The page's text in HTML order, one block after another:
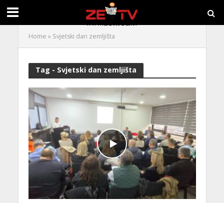
Home » Svjetski dan zemljišta
Tag - Svjetski dan zemljišta